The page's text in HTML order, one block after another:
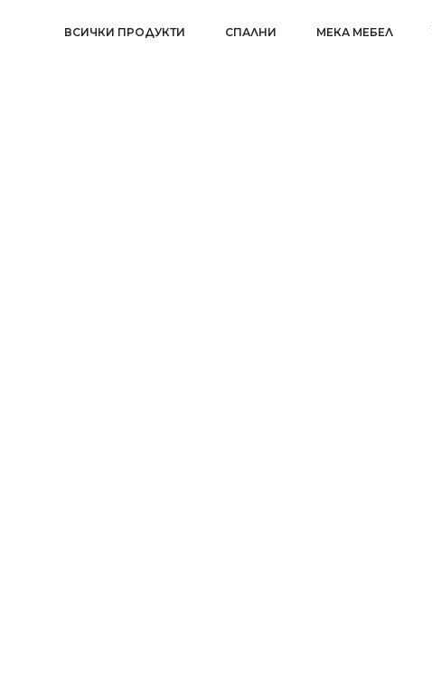
ВСИЧКИ ПРОДУКТИ СПАЛНИ МЕКА МЕБЕЛ